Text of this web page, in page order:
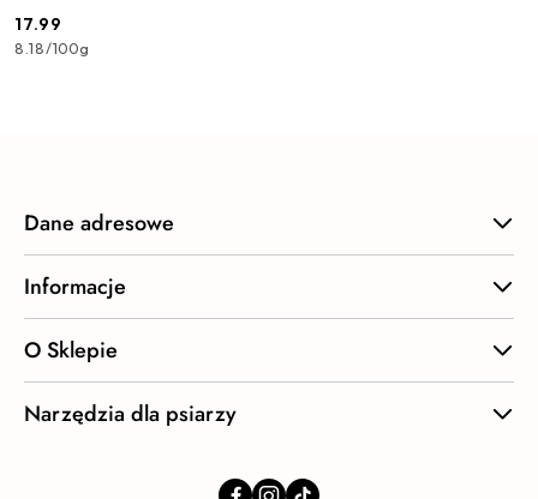
Cena:
17.99
8.18/100g
Dane adresowe
Informacje
O Sklepie
Narzędzia dla psiarzy